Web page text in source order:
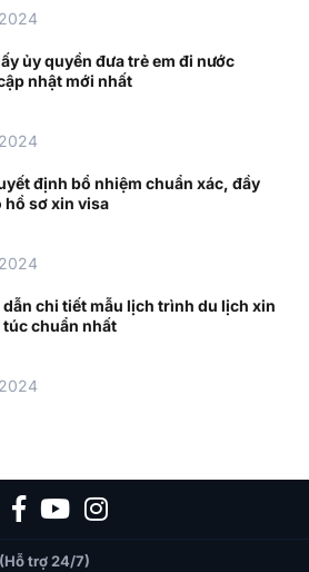
ủy quyền đưa trẻ em đi nước
nhật mới nhất
định bổ nhiệm chuẩn xác, đầy
hồ sơ xin visa
dẫn chi tiết mẫu lịch trình du lịch xin
túc chuẩn nhất
(Hỗ trợ 24/7)